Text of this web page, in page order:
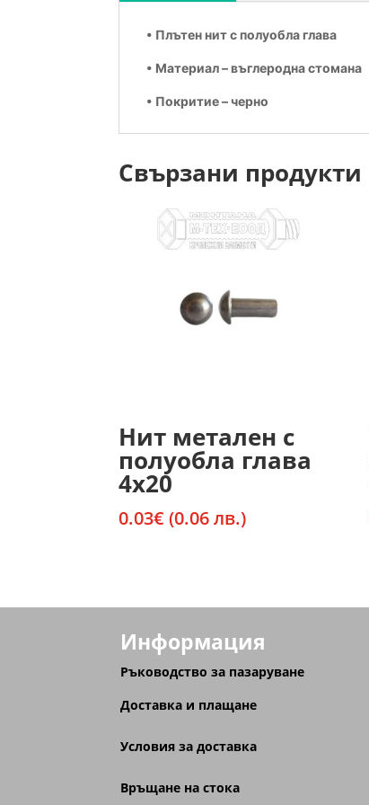
• Плътен нит с полуобла глава
• Материал – въглеродна стомана
• Покритие – черно
Свързани продукти
Нит метален с
полуобла глава
4х20
0.03€ (0.06 лв.)
Информация
Ръководство за пазаруване
Доставка и плащане
Условия за доставка
Връщане на стока